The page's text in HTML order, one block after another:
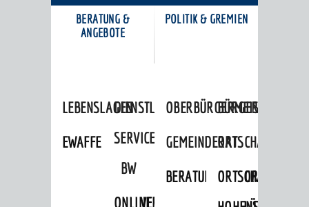
BERATUNG &
ANGEBOTE
LEBENSLAGEN
EWAFFE
DIENSTLEISTUNGEN
SERVICE
BW
ONLINEVERFAHRENSBESCHREIBUNG
POLITIK & GREMIEN
OBERBÜRGERMEISTER
GEMEINDERAT
BERATUNGSERGEBNISSE
ORTSCHAFTSRÄTE
ORTSCHAFTSRAT
KARRIEREPORTAL